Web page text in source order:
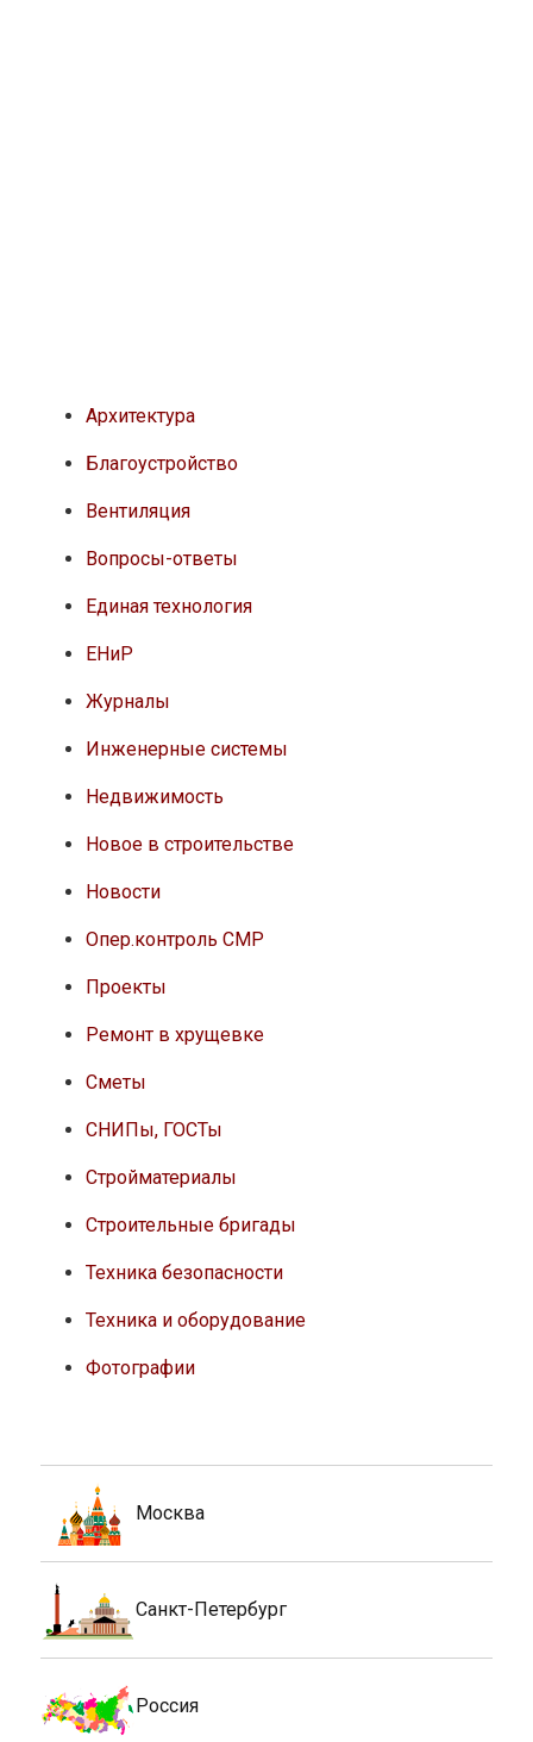
Архитектура
Благоустройство
Вентиляция
Вопросы-ответы
Единая технология
ЕНиР
Журналы
Инженерные системы
Недвижимость
Новое в строительстве
Новости
Опер.контроль СМР
Проекты
Ремонт в хрущевке
Сметы
СНИПы, ГОСТы
Стройматериалы
Строительные бригады
Техника безопасности
Техника и оборудование
Фотографии
Москва
Санкт-Петербург
Россия